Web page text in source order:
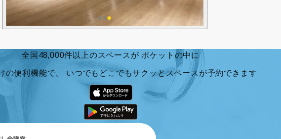
全国48,000件以上のスペースが ポケットの中に
の便利機能で、 いつでもどこでもサクッとスペースが予約できます